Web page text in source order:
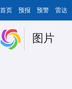
首页 预报 预警 雷达
图片